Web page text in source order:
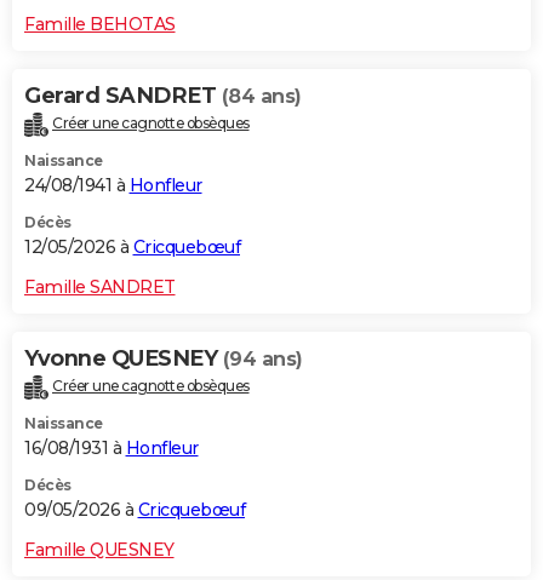
Famille BEHOTAS
Gerard SANDRET (84 ans)
Créer une cagnotte obsèques
Naissance
24/08/1941 à Honfleur
Décès
12/05/2026 à Cricquebœuf
Famille SANDRET
Yvonne QUESNEY (94 ans)
Créer une cagnotte obsèques
Naissance
16/08/1931 à Honfleur
Décès
09/05/2026 à Cricquebœuf
Famille QUESNEY